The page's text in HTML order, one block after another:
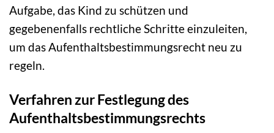
Aufgabe, das Kind zu schützen und
gegebenenfalls rechtliche Schritte einzuleiten,
um das Aufenthaltsbestimmungsrecht neu zu
regeln.
Verfahren zur Festlegung des
Aufenthaltsbestimmungsrechts